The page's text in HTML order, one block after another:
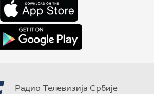
Радио Телевизија Србије